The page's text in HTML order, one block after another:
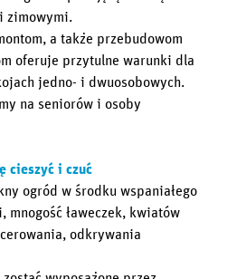
zimowymi.
a także przebudowom
oferuje przytulne warunki dla
jedno- i dwuosobowych.
na seniorów i osoby
cieszyć i czuć
ogród w środku wspaniałego
mnogość ławeczek, kwiatów
odkrywania